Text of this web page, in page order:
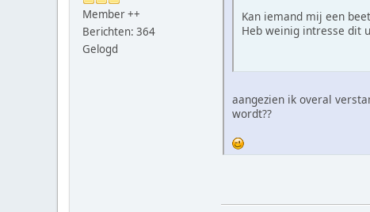
Member ++
Berichten: 364
Gelogd
Kan iemand mij een
Heb weinig intresse dit
aangezien ik overal
wordt??